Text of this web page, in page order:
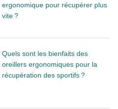
ergonomique pour récupérer plus
vite ?
Quels sont les bienfaits des
oreillers ergonomiques pour la
récupération des sportifs ?